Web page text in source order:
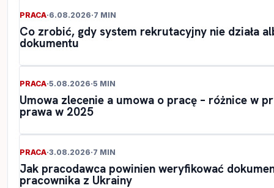
PRACA·6.08.2026·7 MIN
Co zrobić, gdy system rekrutacyjny nie działa
dokumentu
PRACA·5.08.2026·5 MIN
Umowa zlecenie a umowa o pracę – różnice w
prawa w 2025
PRACA·3.08.2026·7 MIN
Jak pracodawca powinien weryfikować
pracownika z Ukrainy